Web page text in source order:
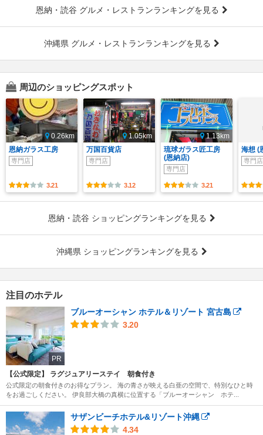
恩納・読谷 グルメ・レストランランキングを見る
沖縄県 グルメ・レストランランキングを見る
周辺のショッピングスポット
0.26km
恩納ガラス工房
専門店
3.21
1.05km
万国百貨店
専門店
3.12
1.13km
琉球ガラス匠工房
(恩納店)
専門店
3.21
海想 (
専門店
恩納・読谷 ショッピングランキングを見る
沖縄県 ショッピングランキングを見る
注目のホテル
PR
ブルーオーシャン ホテル＆リゾート 宮古島
3.20
【公式限定】 ラグジュアリーステイ 朝食付き
公式限定の朝食付きのお得なプラン。 海の青さが映える白亜の空間で、特別なひと時
をお過ごしください。 伊良部大橋の真横に位置する「ブルーオーシャン ホテ...
サザンビーチホテル&リゾート沖縄
4.34